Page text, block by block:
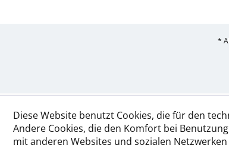
*
Diese Website benutzt Cookies, die für den
Andere Cookies, die den Komfort bei
mit anderen Websites und sozialen